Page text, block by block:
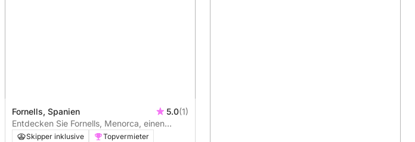
Fornells, Spanien 5.0(1)
Entdecken Sie Fornells, Menorca, einen
ganzen Tag lang auf einem Katamaran
Skipper inklusive
Topvermieter